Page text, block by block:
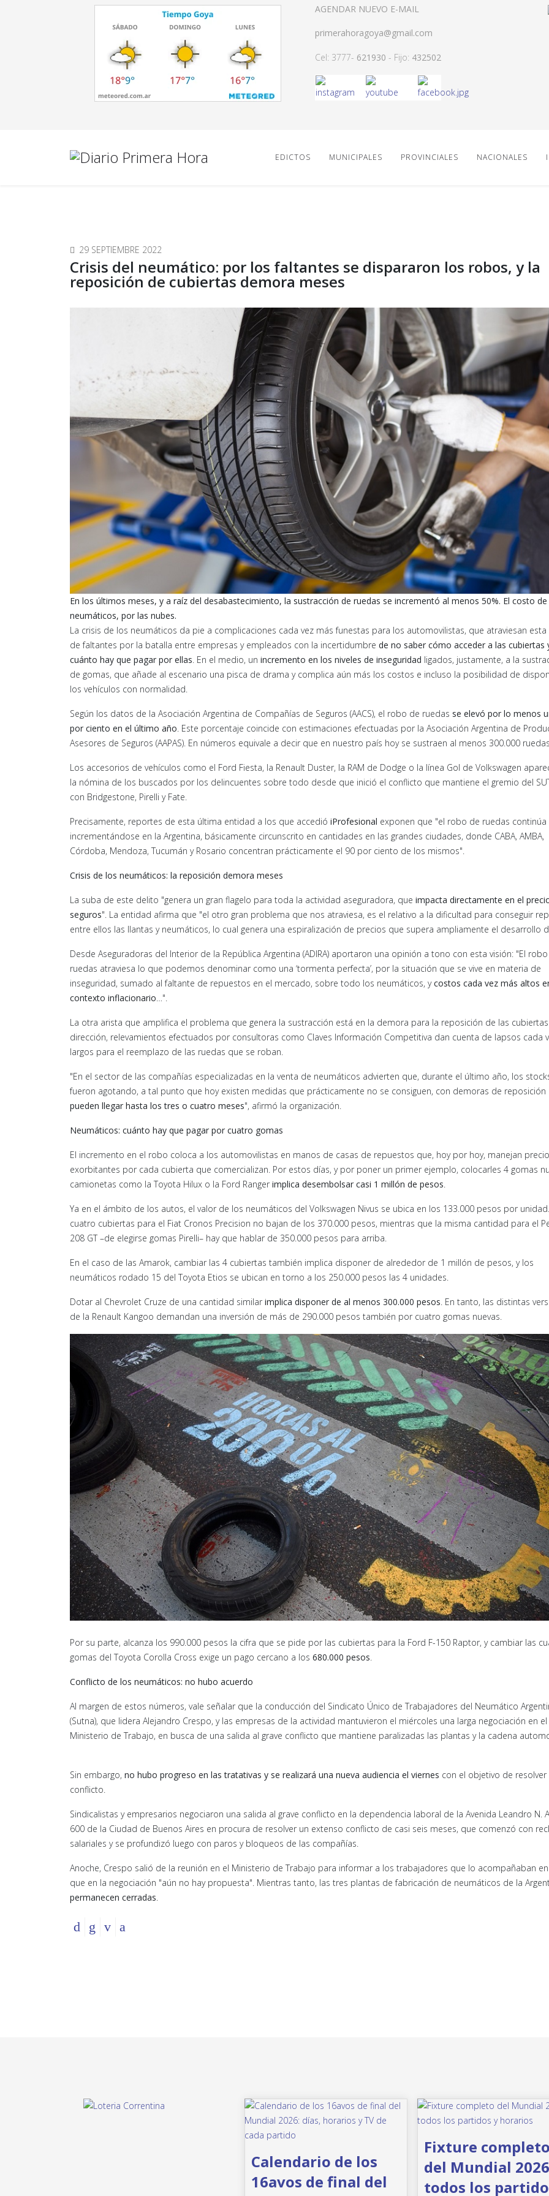
AGENDAR NUEVO E-MAIL
primerahoragoya@gmail.com
Cel: 3777- 621930 - Fijo: 432502
EDICTOS MUNICIPALES PROVINCIALES NACIONALES
29 SEPTIEMBRE 2022
Crisis del neumático: por los faltantes se dispararon los robos, y la
reposición de cubiertas demora meses
En los últimos meses, y a raíz del desabastecimiento, la sustracción de ruedas se incrementó al menos 50%. El costo
neumáticos, por las nubes.
La crisis de los neumáticos da pie a complicaciones cada vez más funestas para los automovilistas, que atraviesan
de faltantes por la batalla entre empresas y empleados con la incertidumbre de no saber cómo acceder a las cubiertas
cuánto hay que pagar por ellas. En el medio, un incremento en los niveles de inseguridad ligados, justamente, a la
de gomas, que añade al escenario una pisca de drama y complica aún más los costos e incluso la posibilidad de
los vehículos con normalidad.
Según los datos de la Asociación Argentina de Compañías de Seguros (AACS), el robo de ruedas se elevó por lo menos
por ciento en el último año. Este porcentaje coincide con estimaciones efectuadas por la Asociación Argentina de
Asesores de Seguros (AAPAS). En números equivale a decir que en nuestro país hoy se sustraen al menos 300.000
Los accesorios de vehículos como el Ford Fiesta, la Renault Duster, la RAM de Dodge o la línea Gol de Volkswagen
la nómina de los buscados por los delincuentes sobre todo desde que inició el conflicto que mantiene el gremio del
con Bridgestone, Pirelli y Fate.
Precisamente, reportes de esta última entidad a los que accedió iProfesional exponen que "el robo de ruedas continúa
incrementándose en la Argentina, básicamente circunscrito en cantidades en las grandes ciudades, donde CABA, AMBA,
Córdoba, Mendoza, Tucumán y Rosario concentran prácticamente el 90 por ciento de los mismos".
Crisis de los neumáticos: la reposición demora meses
La suba de este delito "genera un gran flagelo para toda la actividad aseguradora, que impacta directamente en el
seguros". La entidad afirma que "el otro gran problema que nos atraviesa, es el relativo a la dificultad para conseguir
entre ellos las llantas y neumáticos, lo cual genera una espiralización de precios que supera ampliamente el desarrollo
Desde Aseguradoras del Interior de la República Argentina (ADIRA) aportaron una opinión a tono con esta visión: "El
ruedas atraviesa lo que podemos denominar como una ‘tormenta perfecta’, por la situación que se vive en materia de
inseguridad, sumado al faltante de repuestos en el mercado, sobre todo los neumáticos, ycostos cada vez más altos
contexto inflacionario…".
La otra arista que amplifica el problema que genera la sustracción está en la demora para la reposición de las
dirección, relevamientos efectuados por consultoras como Claves Información Competitiva dan cuenta de lapsos cada
largos para el reemplazo de las ruedas que se roban.
"En el sector de las compañías especializadas en la venta de neumáticos advierten que, durante el último año, los
fueron agotando, a tal punto que hoy existen medidas que prácticamente no se consiguen, con demoras de reposición
pueden llegar hasta los tres o cuatro meses", afirmó la organización.
Neumáticos: cuánto hay que pagar por cuatro gomas
El incremento en el robo coloca a los automovilistas en manos de casas de repuestos que, hoy por hoy, manejan
exorbitantes por cada cubierta que comercializan. Por estos días, y por poner un primer ejemplo, colocarles 4 gomas
camionetas como la Toyota Hilux o la Ford Ranger implica desembolsar casi 1 millón de pesos.
Ya en el ámbito de los autos, el valor de los neumáticos del Volkswagen Nivus se ubica en los 133.000 pesos por
cuatro cubiertas para el Fiat Cronos Precision no bajan de los 370.000 pesos, mientras que la misma cantidad para el
208 GT –de elegirse gomas Pirelli– hay que hablar de 350.000 pesos para arriba.
En el caso de las Amarok, cambiar las 4 cubiertas también implica disponer de alrededor de 1 millón de pesos, y los
neumáticos rodado 15 del Toyota Etios se ubican en torno a los 250.000 pesos las 4 unidades.
Dotar al Chevrolet Cruze de una cantidad similar implica disponer de al menos 300.000 pesos. En tanto, las distintas
de la Renault Kangoo demandan una inversión de más de 290.000 pesos también por cuatro gomas nuevas.
Por su parte, alcanza los 990.000 pesos la cifra que se pide por las cubiertas para la Ford F-150 Raptor, y cambiar las
gomas del Toyota Corolla Cross exige un pago cercano a los 680.000 pesos.
Conflicto de los neumáticos: no hubo acuerdo
Al margen de estos números, vale señalar que la conducción del Sindicato Único de Trabajadores del Neumático
(Sutna), que lidera Alejandro Crespo, y las empresas de la actividad mantuvieron el miércoles una larga negociación en el
Ministerio de Trabajo, en busca de una salida al grave conflicto que mantiene paralizadas las plantas y la cadena
Sin embargo, no hubo progreso en las tratativas y se realizará una nueva audiencia el viernes con el objetivo de resolver
conflicto.
Sindicalistas y empresarios negociaron una salida al grave conflicto en la dependencia laboral de la Avenida Leandro N.
600 de la Ciudad de Buenos Aires en procura de resolver un extenso conflicto de casi seis meses, que comenzó con
salariales y se profundizó luego con paros y bloqueos de las compañías.
Anoche, Crespo salió de la reunión en el Ministerio de Trabajo para informar a los trabajadores que lo acompañaban
que en la negociación "aún no hay propuesta". Mientras tanto, las tres plantas de fabricación de neumáticos de la
permanecen cerradas.
Calendario de los
16avos de final del
Fixture
del Mundial
todos los